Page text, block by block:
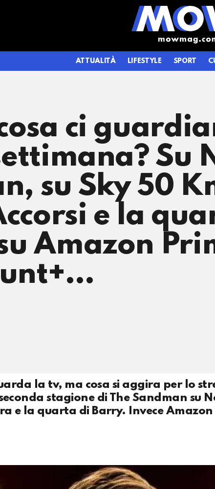
ATTUALITÀ LIFESTYLE SPORT
ci
Su
su Sky 50
e la
Amazon
la tv, ma cosa si aggira per lo
stagione di The Sandman su
e la quarta di Barry. Invece